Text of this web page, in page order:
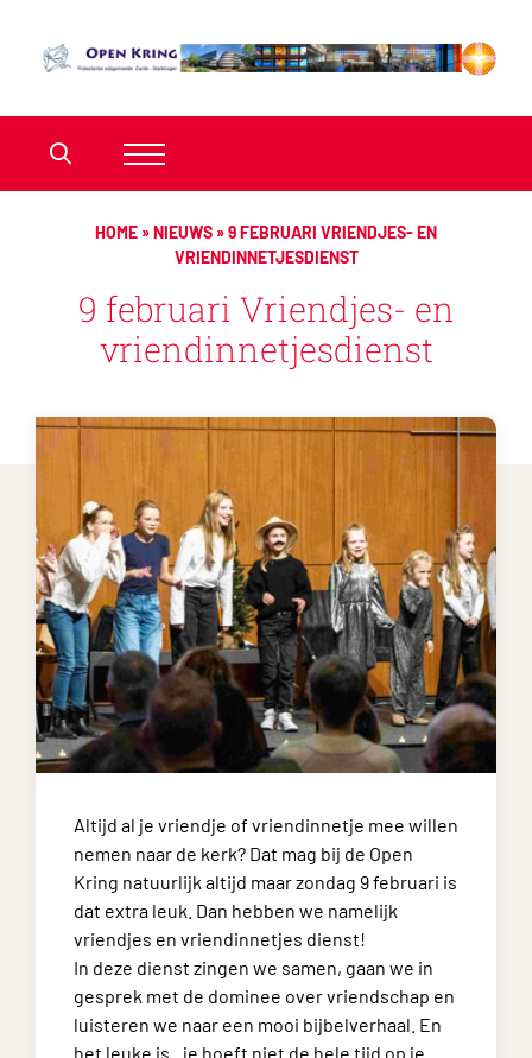
HOME »NIEUWS »9 FEBRUARI VRIENDJES- EN
VRIENDINNETJESDIENST
9 februari Vriendjes- en
vriendinnetjesdienst
Altijd al je vriendje of vriendinnetje mee willen
nemen naar de kerk? Dat mag bij de Open
Kring natuurlijk altijd maar zondag 9 februari is
dat extra leuk. Dan hebben we namelijk
vriendjes en vriendinnetjes dienst!
In deze dienst zingen we samen, gaan we in
gesprek met de dominee over vriendschap en
luisteren we naar een mooi bijbelverhaal. En
het leuke is.. je hoeft niet de hele tijd op je